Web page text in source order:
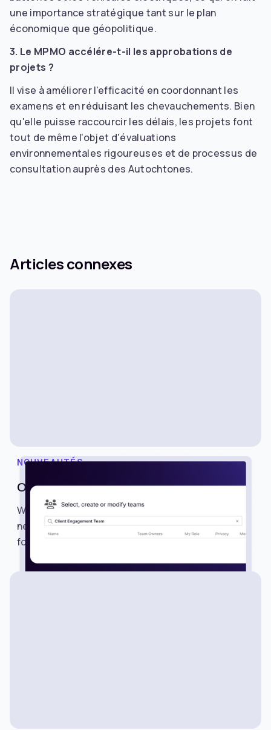
une importance stratégique tant sur le plan
économique que géopolitique.
3. Le MPMO accélére-t-il les approbations de
projets ?
Il vise à améliorer l'efficacité en coordonnant les
examens et en réduisant les chevauchements. Bien
qu'elle puisse raccourcir les délais, les projets font
tout de même l'objet d'évaluations
environnementales rigoureuses et de processus de
consultation auprès des Autochtones.
Articles connexes
NOUVEAUTÉS
One-Click Team Sharing
We’re excited to introduce Teams, a powerful
new way to share searches, alerts, lists, and
folders with multiple members in just one click.